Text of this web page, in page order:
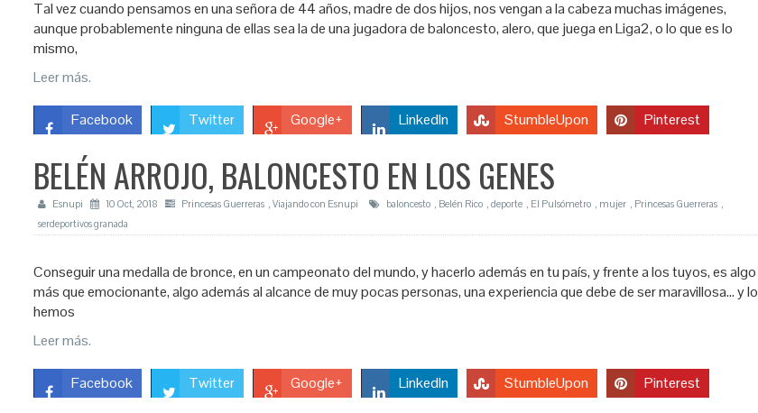
Tal vez cuando pensamos en una señora de 44 años, madre de dos hijos, nos vengan a la cabeza muchas imágenes,
aunque probablemente ninguna de ellas sea la de una jugadora de baloncesto, alero, que juega en Liga2, o lo que es lo
mismo,
Leer más.
Facebook Twitter Google+ LinkedIn StumbleUpon Pinterest
BELÉN ARROJO, BALONCESTO EN LOS GENES
Esnupi 10 Oct, 2018 Princesas Guerreras , Viajando con Esnupi baloncesto , Belén Rico , deporte , El Pulsómetro , mujer , Princesas Guerreras ,
serdeportivos granada
Conseguir una medalla de bronce, en un campeonato del mundo, y hacerlo además en tu país, y frente a los tuyos, es algo
más que emocionante, algo además al alcance de muy pocas personas, una experiencia que debe de ser maravillosa… y lo
hemos
Leer más.
Facebook Twitter Google+ LinkedIn StumbleUpon Pinterest